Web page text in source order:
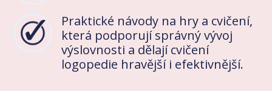
Praktické návody na hry a cvičení,
která podporují správný vývoj
výslovnosti a dělají cvičení
logopedie hravější i efektivnější.